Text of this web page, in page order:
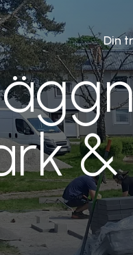
Din